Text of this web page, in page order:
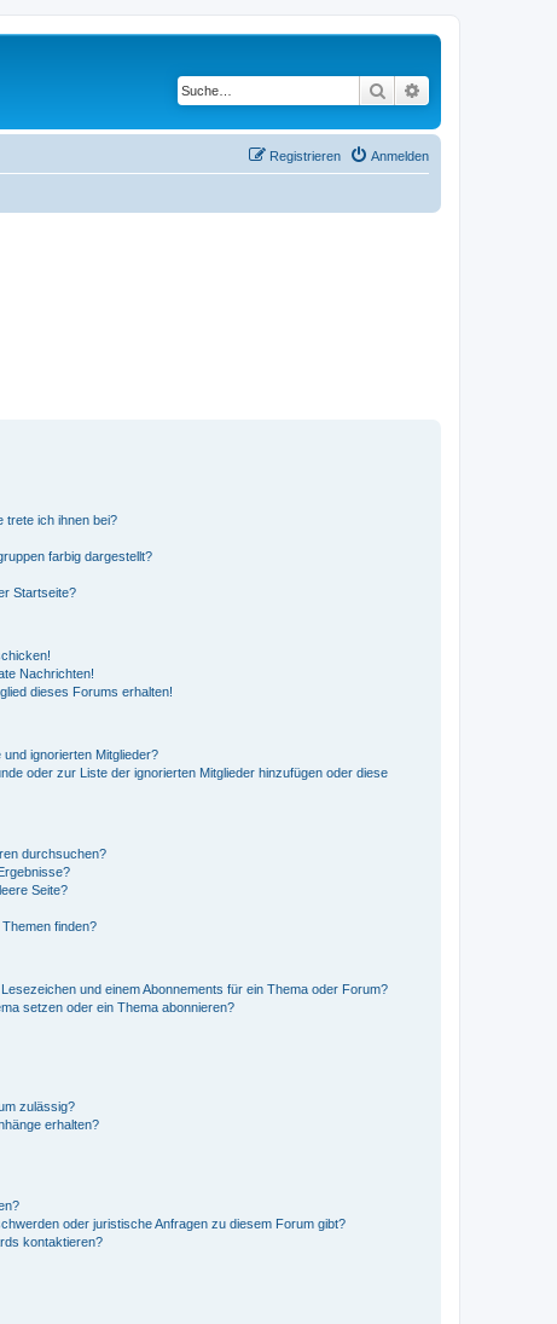
Suche
Anmelden
Registrieren
trete ich ihnen bei?
farbig dargestellt?
Startseite?
Nachrichten!
dieses Forums erhalten!
ignorierten Mitglieder?
oder zur Liste der ignorierten Mitglieder hinzufügen oder diese
durchsuchen?
Seite?
finden?
und einem Abonnements für ein Thema oder Forum?
setzen oder ein Thema abonnieren?
zulässig?
erhalten?
oder juristische Anfragen zu diesem Forum gibt?
kontaktieren?